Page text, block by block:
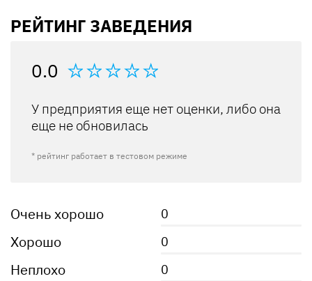
РЕЙТИНГ ЗАВЕДЕНИЯ
0.0
У предприятия еще нет оценки, либо она
еще не обновилась
* рейтинг работает в тестовом режиме
Очень хорошо 0
Хорошо 0
Неплохо 0